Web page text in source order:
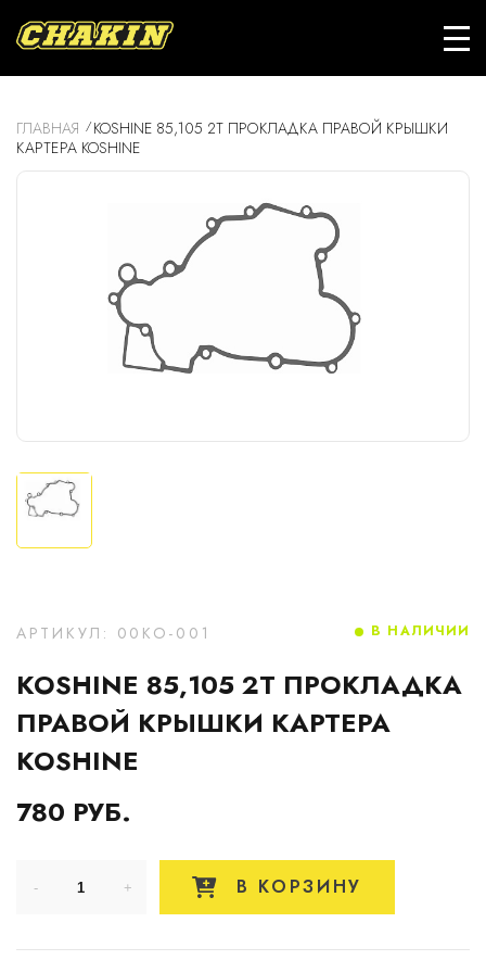
ГЛАВНАЯ
KOSHINE 85,105 2T ПРОКЛАДКА ПРАВОЙ КРЫШКИ
КАРТЕРА KOSHINE
АРТИКУЛ: 00KO-001
KOSHINE 85,105 2T ПРОКЛАДКА
ПРАВОЙ КРЫШКИ КАРТЕРА
KOSHINE
780 РУБ.
В НАЛИЧИИ
В КОРЗИНУ